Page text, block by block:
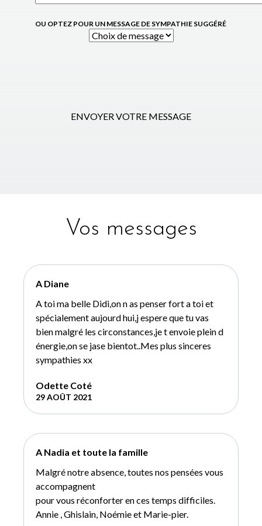
OU OPTEZ POUR UN MESSAGE DE SYMPATHIE SUGGÉRÉ
ENVOYER VOTRE MESSAGE
Vos messages
A Diane
A toi ma belle Didi,on n as penser fort a toi et
spécialement aujourd hui,j espere que tu vas
bien malgré les circonstances,je t envoie plein d
énergie,on se jase bientot..Mes plus sinceres
sympathies xx
Odette Coté
29 AOÛT 2021
A Nadia et toute la famille
Malgré notre absence, toutes nos pensées vous
accompagnent
pour vous réconforter en ces temps difficiles.
Annie , Ghislain, Noémie et Marie-pier.